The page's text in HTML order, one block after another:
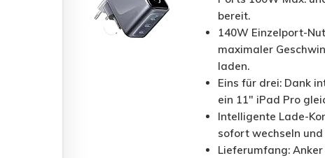
bereit.
140W Einzelport-
maximaler
laden.
Eins für drei: Dank
ein 11" iPad Pro
Intelligente Lade-
sofort wechseln
Lieferumfang: